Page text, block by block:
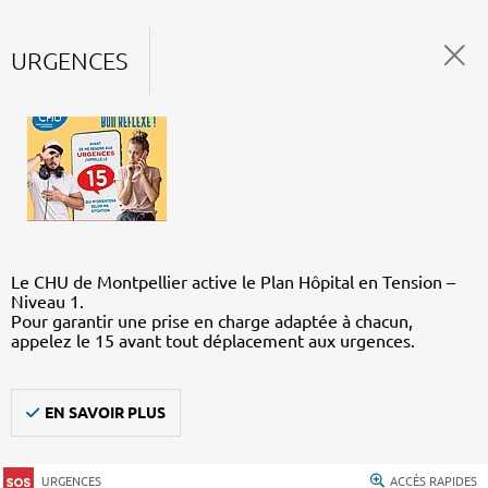
URGENCES
Le CHU de Montpellier active le Plan Hôpital en Tension –
Niveau 1.
Pour garantir une prise en charge adaptée à chacun,
appelez le 15 avant tout déplacement aux urgences.
EN SAVOIR PLUS
URGENCES ACCÈS RAPIDES